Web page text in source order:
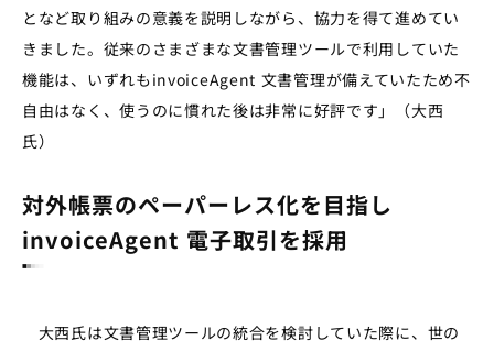
となど取り組みの意義を説明しながら、協力を得て進めてい
きました。従来のさまざまな文書管理ツールで利用していた
機能は、いずれもinvoiceAgent 文書管理が備えていたため不
自由はなく、使うのに慣れた後は非常に好評です」（大西
氏）
対外帳票のペーパーレス化を目指し
invoiceAgent 電子取引を採用
大西氏は文書管理ツールの統合を検討していた際に、世の